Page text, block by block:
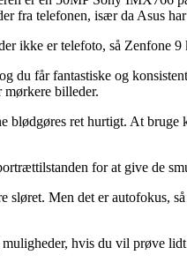
fra telefonen, især da Asus
ikke er telefoto, så Zenfone
får fantastiske og
mørkere billeder.
ret hurtigt. At
for at give de
Men det er autofokus,
hvis du vil prøve